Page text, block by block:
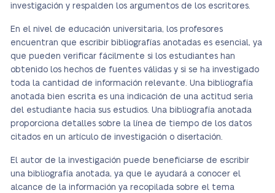
investigación y respalden los argumentos de los escritores.
En el nivel de educación universitaria, los profesores
encuentran que escribir bibliografías anotadas es esencial, ya
que pueden verificar fácilmente si los estudiantes han
obtenido los hechos de fuentes válidas y si se ha investigado
toda la cantidad de información relevante. Una bibliografía
anotada bien escrita es una indicación de una actitud seria
del estudiante hacia sus estudios. Una bibliografía anotada
proporciona detalles sobre la línea de tiempo de los datos
citados en un artículo de investigación o disertación.
El autor de la investigación puede beneficiarse de escribir
una bibliografía anotada, ya que le ayudará a conocer el
alcance de la información ya recopilada sobre el tema